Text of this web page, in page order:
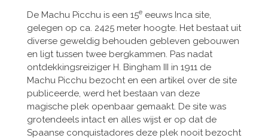
De Machu Picchu is een 15eeeuws Inca site,
gelegen op ca. 2425 meter hoogte. Het bestaat uit
diverse geweldig behouden gebleven gebouwen
en ligt tussen twee bergkammen. Pas nadat
ontdekkingsreiziger H. Bingham III in 1911 de
Machu Picchu bezocht en een artikel over de site
publiceerde, werd het bestaan van deze
magische plek openbaar gemaakt. De site was
grotendeels intact en alles wijst er op dat de
Spaanse conquistadores deze plek nooit bezocht